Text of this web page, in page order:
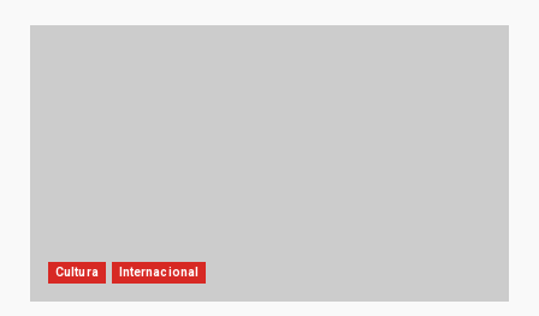
Cultura Internacional